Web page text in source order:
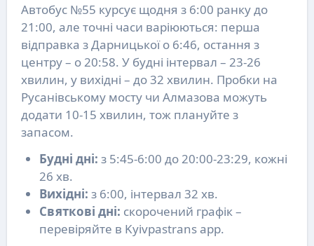
Автобус №55 курсує щодня з 6:00 ранку до
21:00, але точні часи варіюються: перша
відправка з Дарницької о 6:46, остання з
центру – о 20:58. У будні інтервал – 23-26
хвилин, у вихідні – до 32 хвилин. Пробки на
Русанівському мосту чи Алмазова можуть
додати 10-15 хвилин, тож плануйте з
запасом.
Будні дні: з 5:45-6:00 до 20:00-23:29, кожні
26 хв.
Вихідні: з 6:00, інтервал 32 хв.
Святкові дні: скорочений графік –
перевіряйте в Kyivpastrans app.